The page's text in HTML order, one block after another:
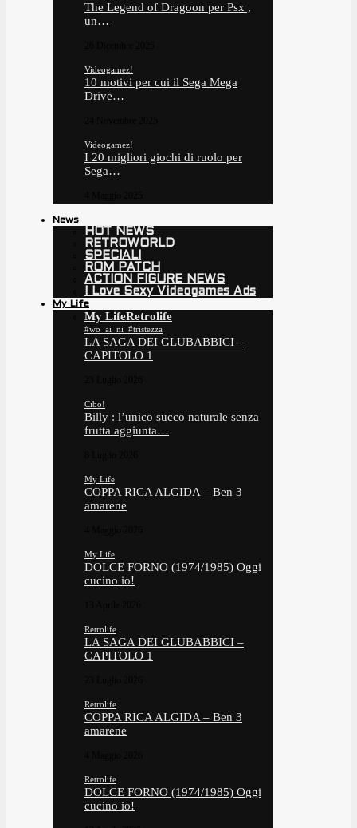
The Legend of Dragoon per Psx ,
un…
Videogamez!
10 motivi per cui il Sega Mega
Drive…
Videogamez!
I 20 migliori giochi di ruolo per
Sega…
News
HOT NEWS
RETROWORLD
SPECIALI
ROM PATCH
ACTION FIGURE NEWS
I Love Sexy Videogames Ads
My Life
My LifeRetrolife
#wo_ai_ni_#tristezza
LA SAGA DEI GLUBABBICI –
CAPITOLO 1
Cibo!
Billy : l’unico succo naturale senza
frutta aggiunta…
My Life
COPPA RICA ALGIDA – Ben 3
amarene
My Life
DOLCE FORNO (1974/1985) Oggi
cucino io!
Retrolife
LA SAGA DEI GLUBABBICI –
CAPITOLO 1
Retrolife
COPPA RICA ALGIDA – Ben 3
amarene
Retrolife
DOLCE FORNO (1974/1985) Oggi
cucino io!